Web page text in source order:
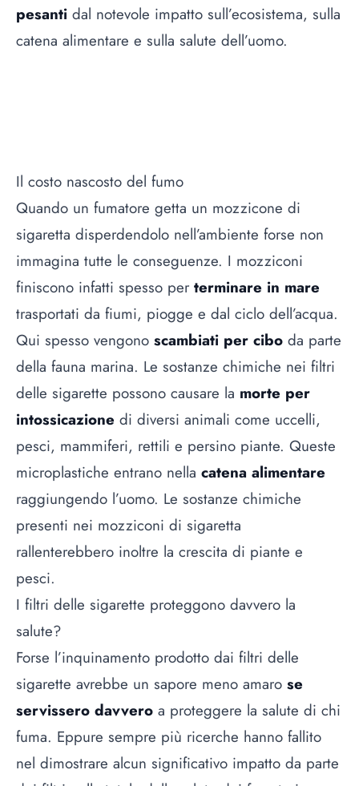
pesanti dal notevole impatto sull’ecosistema, sulla
catena alimentare e sulla salute dell’uomo.
Il costo nascosto del fumo
Quando un fumatore getta un mozzicone di
sigaretta disperdendolo nell’ambiente forse non
immagina tutte le conseguenze. I mozziconi
finiscono infatti spesso per terminare in mare
trasportati da fiumi, piogge e dal ciclo dell’acqua.
Qui spesso vengono scambiati per cibo da parte
della fauna marina. Le sostanze chimiche nei filtri
delle sigarette possono causare la morte per
intossicazione di diversi animali come uccelli,
pesci, mammiferi, rettili e persino piante. Queste
microplastiche entrano nella catena alimentare
raggiungendo l’uomo. Le sostanze chimiche
presenti nei mozziconi di sigaretta
rallenterebbero inoltre la crescita di piante e
pesci.
I filtri delle sigarette proteggono davvero la
salute?
Forse l’inquinamento prodotto dai filtri delle
sigarette avrebbe un sapore meno amaro se
servissero davvero a proteggere la salute di chi
fuma. Eppure sempre più ricerche hanno fallito
nel dimostrare alcun significativo impatto da parte